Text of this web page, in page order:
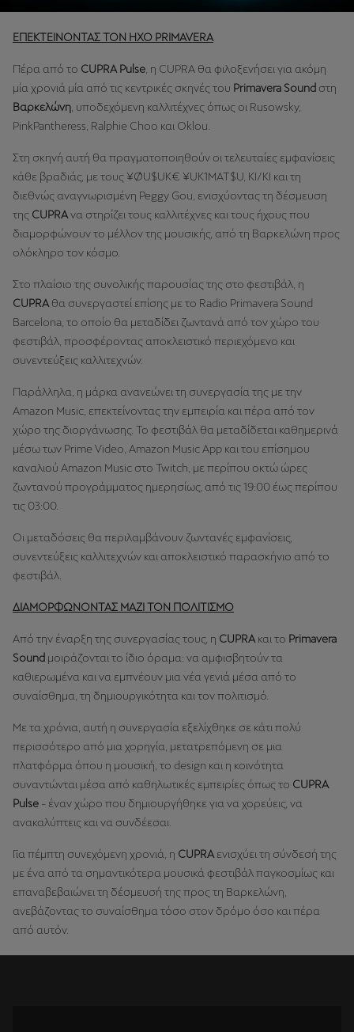
ΕΠΕΚΤΕΙΝΟΝΤΑΣ ΤΟΝ ΗΧΟ PRIMAVERA
Πέρα από το CUPRA Pulse , η CUPRA θα φιλοξενήσει για ακόμη
μία χρονιά μία από τις κεντρικές σκηνές του Primavera Sound στη
Βαρκελώνη , υποδεχόμενη καλλιτέχνες όπως οι Rusowsky,
PinkPantheress, Ralphie Choo και Oklou.
Στη σκηνή αυτή θα πραγματοποιηθούν οι τελευταίες εμφανίσεις
κάθε βραδιάς, με τους ¥ØU$UK€ ¥UK1MAT$U, KI/KI και τη
διεθνώς αναγνωρισμένη Peggy Gou, ενισχύοντας τη δέσμευση
της CUPRAνα στηρίζει τους καλλιτέχνες και τους ήχους που
διαμορφώνουν το μέλλον της μουσικής, από τη Βαρκελώνη προς
ολόκληρο τον κόσμο.
Στο πλαίσιο της συνολικής παρουσίας της στο φεστιβάλ, η
CUPRA θα συνεργαστεί επίσης με το Radio Primavera Sound
Barcelona, το οποίο θα μεταδίδει ζωντανά από τον χώρο του
φεστιβάλ, προσφέροντας αποκλειστικό περιεχόμενο και
συνεντεύξεις καλλιτεχνών.
Παράλληλα, η μάρκα ανανεώνει τη συνεργασία της με την
Amazon Music, επεκτείνοντας την εμπειρία και πέρα από τον
χώρο της διοργάνωσης. Το φεστιβάλ θα μεταδίδεται καθημερινά
μέσω των Prime Video, Amazon Music App και του επίσημου
καναλιού Amazon Music στο Twitch, με περίπου οκτώ ώρες
ζωντανού προγράμματος ημερησίως, από τις 19:00 έως περίπου
τις 03:00.
Οι μεταδόσεις θα περιλαμβάνουν ζωντανές εμφανίσεις,
συνεντεύξεις καλλιτεχνών και αποκλειστικό παρασκήνιο από το
φεστιβάλ.
ΔΙΑΜΟΡΦΩΝΟΝΤΑΣ ΜΑΖΙ ΤΟΝ ΠΟΛΙΤΙΣΜΟ
Από την έναρξη της συνεργασίας τους, η CUPRA και το Primavera
Sound μοιράζονται το ίδιο όραμα: να αμφισβητούν τα
καθιερωμένα και να εμπνέουν μια νέα γενιά μέσα από το
συναίσθημα, τη δημιουργικότητα και τον πολιτισμό.
Με τα χρόνια, αυτή η συνεργασία εξελίχθηκε σε κάτι πολύ
περισσότερο από μια χορηγία, μετατρεπόμενη σε μια
πλατφόρμα όπου η μουσική, το design και η κοινότητα
συναντώνται μέσα από καθηλωτικές εμπειρίες όπως το CUPRA
Pulse - έναν χώρο που δημιουργήθηκε για να χορεύεις, να
ανακαλύπτεις και να συνδέεσαι.
Για πέμπτη συνεχόμενη χρονιά, η CUPRA ενισχύει τη σύνδεσή της
με ένα από τα σημαντικότερα μουσικά φεστιβάλ παγκοσμίως και
επαναβεβαιώνει τη δέσμευσή της προς τη Βαρκελώνη,
ανεβάζοντας το συναίσθημα τόσο στον δρόμο όσο και πέρα
από αυτόν.